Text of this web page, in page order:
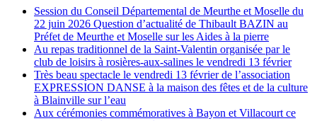
Session du Conseil Départemental de Meurthe et Moselle du
22 juin 2026 Question d’actualité de Thibault BAZIN au
Préfet de Meurthe et Moselle sur les Aides à la pierre
Au repas traditionnel de la Saint-Valentin organisée par le
club de loisirs à rosières-aux-salines le vendredi 13 février
Très beau spectacle le vendredi 13 février de l’association
EXPRESSION DANSE à la maison des fêtes et de la culture
à Blainville sur l’eau
Aux cérémonies commémoratives à Bayon et Villacourt ce